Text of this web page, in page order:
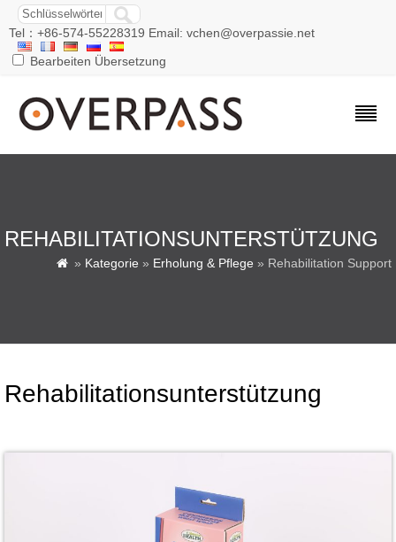
Tel：+86-574-55228319 Email: vchen@overpassie.net
Bearbeiten Übersetzung
REHABILITATIONSUNTERSTÜTZUNG
 » Kategorie » Erholung & Pflege » Rehabilitation Support
Rehabilitationsunterstützung